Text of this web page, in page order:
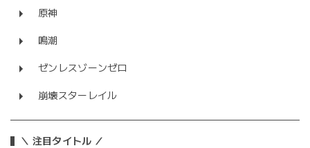
原神
鳴潮
ゼンレスゾーンゼロ
崩壊スターレイル
＼ 注目タイトル ／